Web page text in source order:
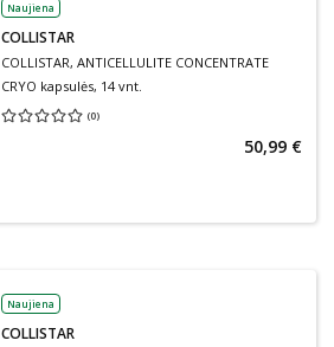
Naujiena
COLLISTAR
COLLISTAR, ANTICELLULITE CONCENTRATE
CRYO kapsulės, 14 vnt.
(0)
Vidutinis įvertinimas 0.00
50,99 €
Naujiena
COLLISTAR